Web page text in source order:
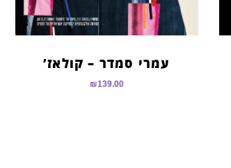
עמרי סמדר – קולאז’
₪139.00